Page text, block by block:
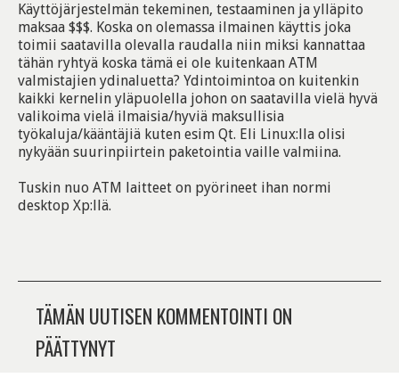
Käyttöjärjestelmän tekeminen, testaaminen ja ylläpito
maksaa $$$. Koska on olemassa ilmainen käyttis joka
toimii saatavilla olevalla raudalla niin miksi kannattaa
tähän ryhtyä koska tämä ei ole kuitenkaan ATM
valmistajien ydinaluetta? Ydintoimintoa on kuitenkin
kaikki kernelin yläpuolella johon on saatavilla vielä hyvä
valikoima vielä ilmaisia/hyviä maksullisia
työkaluja/kääntäjiä kuten esim Qt. Eli Linux:lla olisi
nykyään suurinpiirtein paketointia vaille valmiina.
Tuskin nuo ATM laitteet on pyörineet ihan normi
desktop Xp:llä.
TÄMÄN UUTISEN KOMMENTOINTI ON
PÄÄTTYNYT